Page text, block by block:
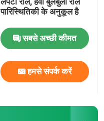
पारिस्थितिकी के अनुकूल है
सबसे अच्छी कीमत
हमसे संपर्क करें